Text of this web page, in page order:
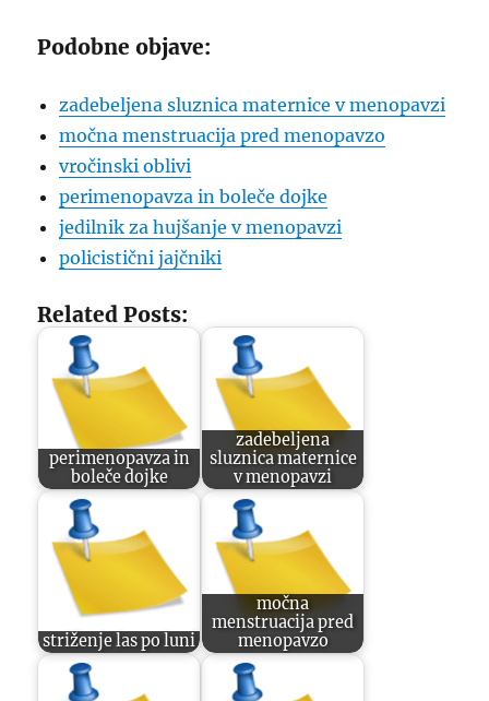
Podobne objave:
zadebeljena sluznica maternice v menopavzi
močna menstruacija pred menopavzo
vročinski oblivi
perimenopavza in boleče dojke
jedilnik za hujšanje v menopavzi
policistični jajčniki
Related Posts:
perimenopavza in
boleče dojke
zadebeljena
sluznica maternice
v menopavzi
striženje las po luni
močna
menstruacija pred
menopavzo